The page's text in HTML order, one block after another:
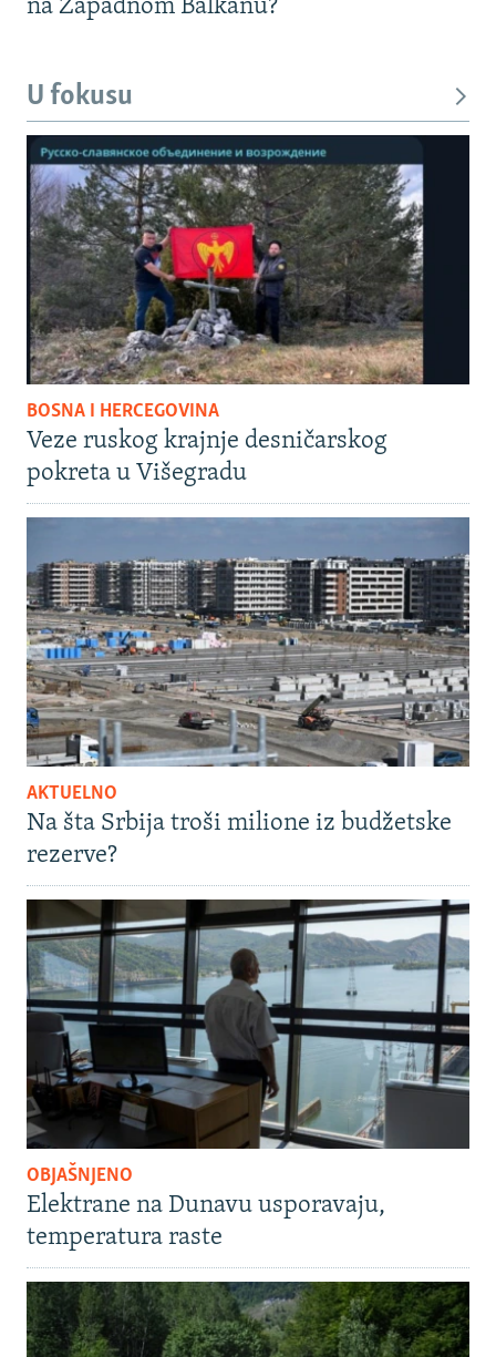
na Zapadnom Balkanu?
U fokusu
BOSNA I HERCEGOVINA
Veze ruskog krajnje desničarskog
pokreta u Višegradu
AKTUELNO
Na šta Srbija troši milione iz budžetske
rezerve?
OBJAŠNJENO
Elektrane na Dunavu usporavaju,
temperatura raste